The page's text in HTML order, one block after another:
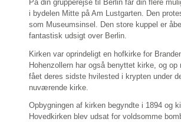
På din grupperejse til Berlin får din flere
i bydelen Mitte på Am Lustgarten. Den
som Museumsinsel. Den store kuppel er
fantastisk udsigt over Berlin.
Kirken var oprindeligt en hofkirke for
Hohenzollern har også benyttet kirke, og
fået deres sidste hvilested i krypten under
nuværende kirke.
Opbygningen af kirken begyndte i 1894 og
Hovedkirken blev udsat for voldsomme